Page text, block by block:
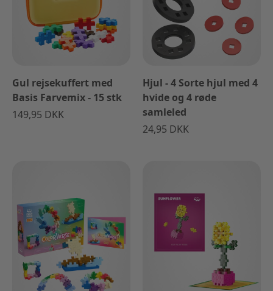
Gul rejsekuffert med
Basis Farvemix - 15 stk
149,95 DKK
Hjul - 4 Sorte hjul med 4
hvide og 4 røde
samleled
24,95 DKK